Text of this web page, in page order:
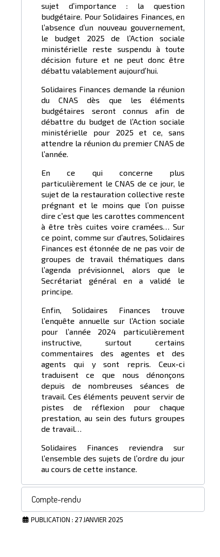
sujet d’importance : la question
budgétaire. Pour Solidaires Finances, en
l’absence d’un nouveau gouvernement,
le budget 2025 de l’Action sociale
ministérielle reste suspendu à toute
décision future et ne peut donc être
débattu valablement aujourd’hui.
Solidaires Finances demande la réunion
du CNAS dès que les éléments
budgétaires seront connus afin de
débattre du budget de l’Action sociale
ministérielle pour 2025 et ce, sans
attendre la réunion du premier CNAS de
l’année.
En ce qui concerne plus
particulièrement le CNAS de ce jour, le
sujet de la restauration collective reste
prégnant et le moins que l’on puisse
dire c’est que les carottes commencent
à être très cuites voire cramées… Sur
ce point, comme sur d’autres, Solidaires
Finances est étonnée de ne pas voir de
groupes de travail thématiques dans
l’agenda prévisionnel, alors que le
Secrétariat général en a validé le
principe.
Enfin, Solidaires Finances trouve
l’enquête annuelle sur l’Action sociale
pour l’année 2024 particulièrement
instructive, surtout certains
commentaires des agentes et des
agents qui y sont repris. Ceux-ci
traduisent ce que nous dénonçons
depuis de nombreuses séances de
travail. Ces éléments peuvent servir de
pistes de réflexion pour chaque
prestation, au sein des futurs groupes
de travail…
Solidaires Finances reviendra sur
l’ensemble des sujets de l’ordre du jour
au cours de cette instance.
Compte-rendu
PUBLICATION : 27 JANVIER 2025